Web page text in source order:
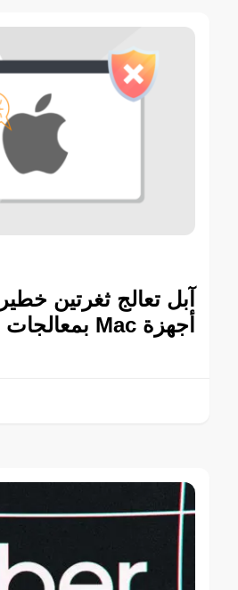
آبل تعالج ثغرتين
أجهزة Mac بمعالجات Intel